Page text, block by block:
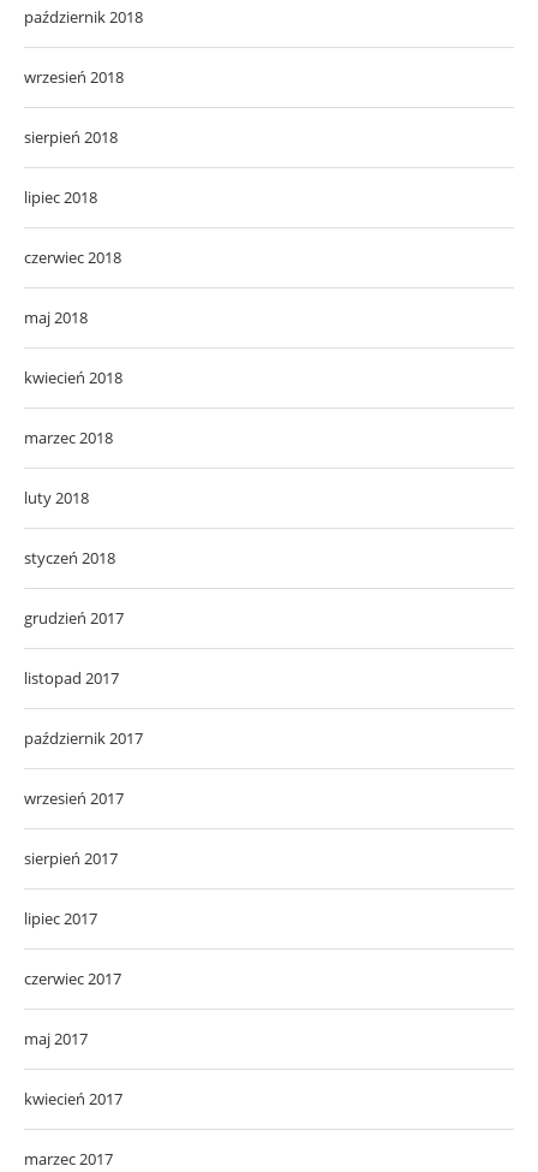
październik 2018
wrzesień 2018
sierpień 2018
lipiec 2018
czerwiec 2018
maj 2018
kwiecień 2018
marzec 2018
luty 2018
styczeń 2018
grudzień 2017
listopad 2017
październik 2017
wrzesień 2017
sierpień 2017
lipiec 2017
czerwiec 2017
maj 2017
kwiecień 2017
marzec 2017